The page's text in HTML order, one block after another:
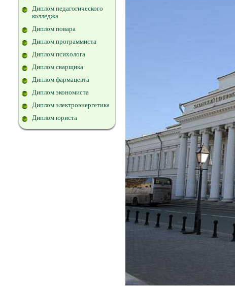
Диплом педагогического
колледжа
Диплом повара
Диплом программиста
Диплом психолога
Диплом сварщика
Диплом фармацевта
Диплом экономиста
Диплом электроэнергетика
Диплом юриста